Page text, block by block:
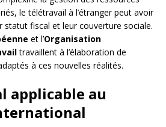
le télétravail à l’étranger peut avoir
statut fiscal et leur couverture sociale.
et l’Organisation
travaillent à l’élaboration de
à ces nouvelles réalités.
applicable au